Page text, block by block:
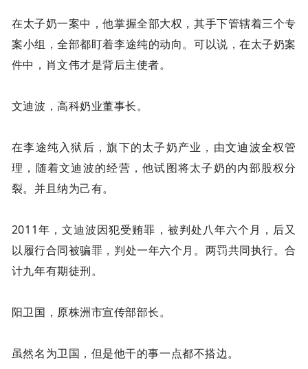
在太子奶一案中，他掌握全部大权，其手下管辖着三个专
案小组，全部都盯着李途纯的动向。可以说，在太子奶案
件中，肖文伟才是背后主使者。
文迪波，高科奶业董事长。
在李途纯入狱后，旗下的太子奶产业，由文迪波全权管
理，随着文迪波的经营，他试图将太子奶的内部股权分
裂。并且纳为己有。
2011年，文迪波因犯受贿罪，被判处八年六个月，后又
以履行合同被骗罪，判处一年六个月。两罚共同执行。合
计九年有期徒刑。
阳卫国，原株洲市宣传部部长。
虽然名为卫国，但是他干的事一点都不搭边。